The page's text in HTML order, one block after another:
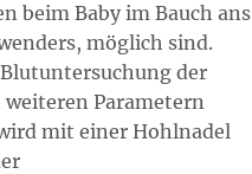
beim Baby im Bauch ans
möglich sind.
der
Parametern
mit einer Hohlnadel